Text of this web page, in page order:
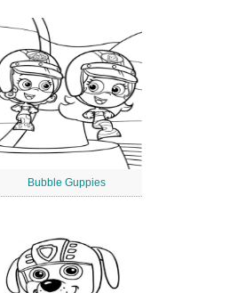
Bubble Guppies